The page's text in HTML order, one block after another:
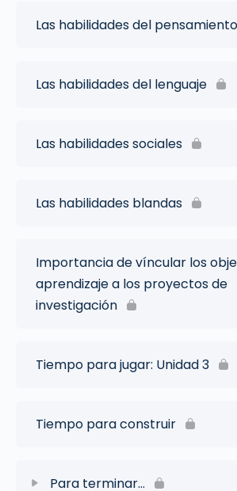
Las habilidades del pensamiento
Las habilidades del lenguaje
Las habilidades sociales
Las habilidades blandas
Importancia de víncular los
aprendizaje a los proyectos de
investigación
Tiempo para jugar: Unidad 3
Tiempo para construir
Para terminar…